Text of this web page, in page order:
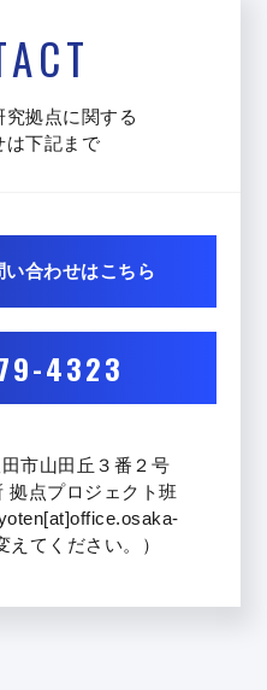
拠点に関する
は下記まで
い合わせはこちら
4323
市山田丘３番２号
拠点プロジェクト班
てください。）